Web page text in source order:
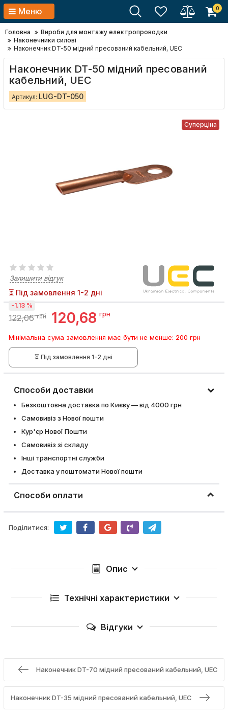
Меню 0
Головна
Вироби для монтажу електропроводки
Наконечники силові
Наконечник DT-50 мідний пресований кабельний, UEC
Наконечник DT-50 мідний пресований
кабельний, UEC
Артикул: LUG-DT-050
Суперціна
Залишити відгук
⏳ Під замовлення 1-2 дні
122,06 грн 120,68 грн
-1.13 %
Мінімальна сума замовлення має бути не менше: 200 грн
⏳ Під замовлення 1-2 дні
Способи доставки
Безкоштовна доставка по Києву — від 4000 грн
Самовивіз з Нової пошти
Кур'єр Нової Пошти
Самовивіз зі складу
Інші транспортні служби
Доставка у поштомати Нової пошти
Способи оплати
Поділитися:
Опис
Технічні характеристики
Відгуки
Наконечник DT-70 мідний пресований кабельний, UEC
Наконечник DT-35 мідний пресований кабельний, UEC